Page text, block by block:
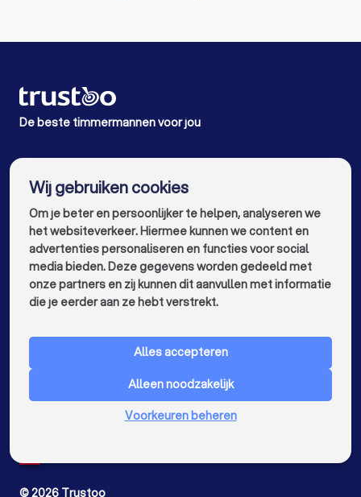
Timmermannen in Roden
Timmermannen in Rotterdam
Timmermannen in Den Haag
Timmermannen in Utrecht
Timmermannen in Eindhoven
Timmermannen in Tilburg
Timmermannen in Almere
Timmermannen in Nijmegen
Timmermannen in Enschede
De beste timmermannen voor jou
VOOR PARTICULIEREN keyboard_arrow_down
Nederland
©2026 Trustoo
Wij gebruiken cookies
Om je beter en persoonlijker te helpen, analyseren we
het websiteverkeer. Hiermee kunnen we content en
advertenties personaliseren en functies voor social
media bieden. Deze gegevens worden gedeeld met
onze partners en zij kunnen dit aanvullen met informatie
die je eerder aan ze hebt verstrekt.
Alles accepteren
Alleen noodzakelijk
Voorkeuren beheren